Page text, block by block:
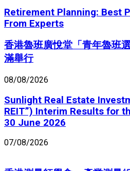
Retirement Planning: Best
From Experts
香港魯班廣悅堂「青年魯班
滿舉行
08/08/2026
Sunlight Real Estate
REIT”) Interim Results for
30 June 2026
07/08/2026